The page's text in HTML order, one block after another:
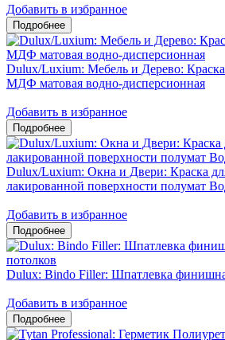
Добавить в избранное
Dulux/Luxium: Мебель и Дерево:
МДФ матовая водно-дисперсионная
Добавить в избранное
Dulux/Luxium: Окна и Двери: Краска
лакированной поверхности полумат
Добавить в избранное
Dulux: Bindo Filler: Шпатлевка
Добавить в избранное